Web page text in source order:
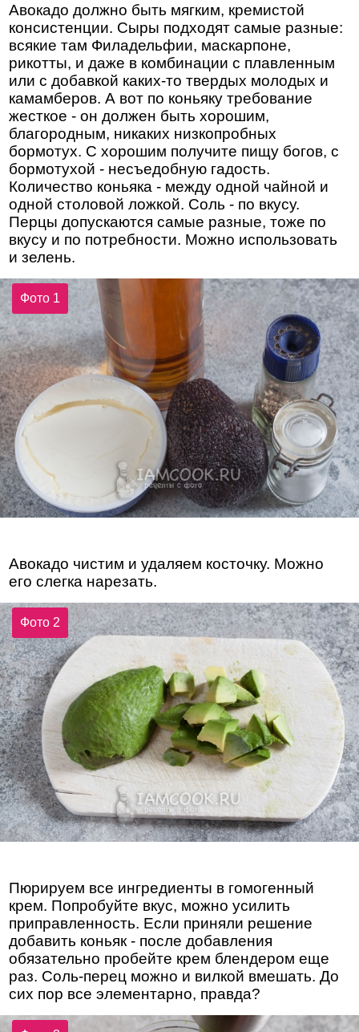
Авокадо должно быть мягким, кремистой
консистенции. Сыры подходят самые разные:
всякие там Филадельфии, маскарпоне,
рикотты, и даже в комбинации с плавленным
или с добавкой каких-то твердых молодых и
камамберов. А вот по коньяку требование
жесткое - он должен быть хорошим,
благородным, никаких низкопробных
бормотух. С хорошим получите пищу богов, с
бормотухой - несъедобную гадость.
Количество коньяка - между одной чайной и
одной столовой ложкой. Соль - по вкусу.
Перцы допускаются самые разные, тоже по
вкусу и по потребности. Можно использовать
и зелень.
Фото 1
Авокадо чистим и удаляем косточку. Можно
его слегка нарезать.
Фото 2
Пюрируем все ингредиенты в гомогенный
крем. Попробуйте вкус, можно усилить
приправленность. Если приняли решение
добавить коньяк - после добавления
обязательно пробейте крем блендером еще
раз. Соль-перец можно и вилкой вмешать. До
сих пор все элементарно, правда?